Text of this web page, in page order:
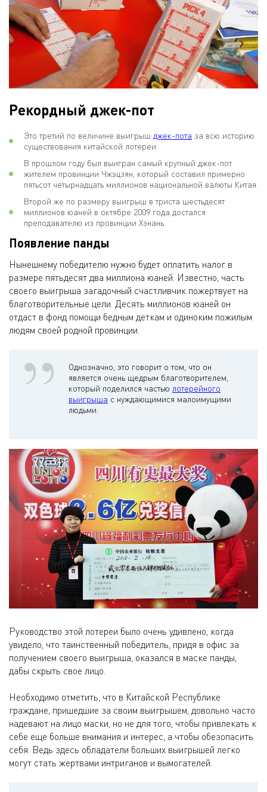
Рекордный джек-пот
Это третий по величине выигрыш джек-пота за всю историю
существования китайской лотереи.
В прошлом году был выигран самый крупный джек-пот
жителем провинции Чжэцзян, который составил примерно
пятьсот четырнадцать миллионов национальной валюты Китая.
Второй же по размеру выигрыш в триста шестьдесят
миллионов юаней в октябре 2009 года достался
преподавателю из провинции Хэнань.
Появление панды
Нынешнему победителю нужно будет оплатить налог в
размере пятьдесят два миллиона юаней. Известно, часть
своего выигрыша загадочный счастливчик пожертвует на
благотворительные цели. Десять миллионов юаней он
отдаст в фонд помощи бедным деткам и одиноким пожилым
людям своей родной провинции.
Однозначно, это говорит о том, что он
является очень щедрым благотворителем,
который поделился частью лотерейного
выигрыша с нуждающимися малоимущими
людьми.
Руководство этой лотереи было очень удивлено, когда
увидело, что таинственный победитель, придя в офис за
получением своего выигрыша, оказался в маске панды,
дабы скрыть свое лицо.
Необходимо отметить, что в Китайской Республике
граждане, пришедшие за своим выигрышем, довольно часто
надевают на лицо маски, но не для того, чтобы привлекать к
себе еще больше внимания и интерес, а чтобы обезопасить
себя. Ведь здесь обладатели больших выигрышей легко
могут стать жертвами интриганов и вымогателей.